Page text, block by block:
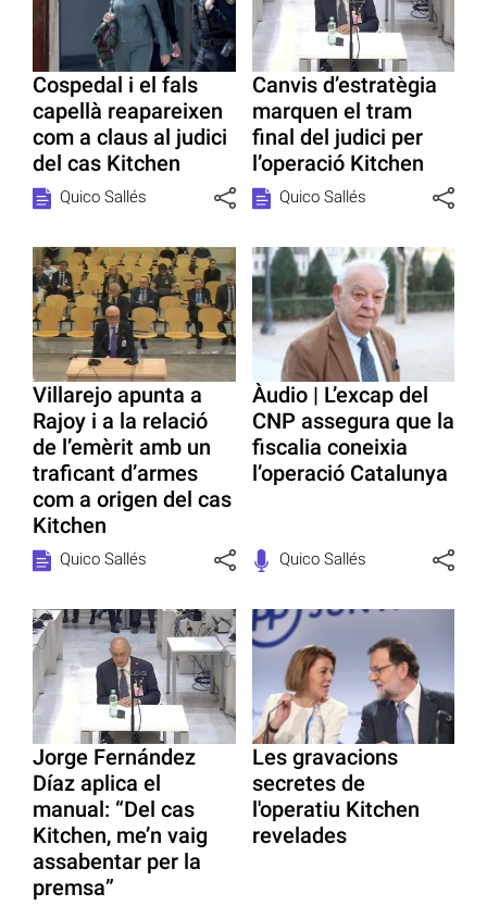
Cospedal i el fals
capellà reapareixen
com a claus al judici
del cas Kitchen
Quico Sallés
Canvis d’estratègia
marquen el tram
final del judici per
l’operació Kitchen
Quico Sallés
Villarejo apunta a
Rajoy i a la relació
de l’emèrit amb un
traficant d’armes
com a origen del cas
Kitchen
Quico Sallés
Àudio | L’excap del
CNP assegura que la
fiscalia coneixia
l’operació Catalunya
Quico Sallés
Jorge Fernández
Díaz aplica el
manual: “Del cas
Kitchen, me’n vaig
assabentar per la
premsa”
Les gravacions
secretes de
l'operatiu Kitchen
revelades